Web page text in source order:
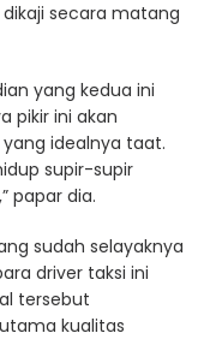
secara matang
yang kedua ini
pikir ini akan
idealnya taat.
supir-supir
papar dia.
sudah selayaknya
driver taksi ini
tersebut
kualitas